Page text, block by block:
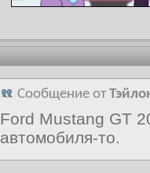
Сообщение от
Ford Mustang GT
автомобиля-то.